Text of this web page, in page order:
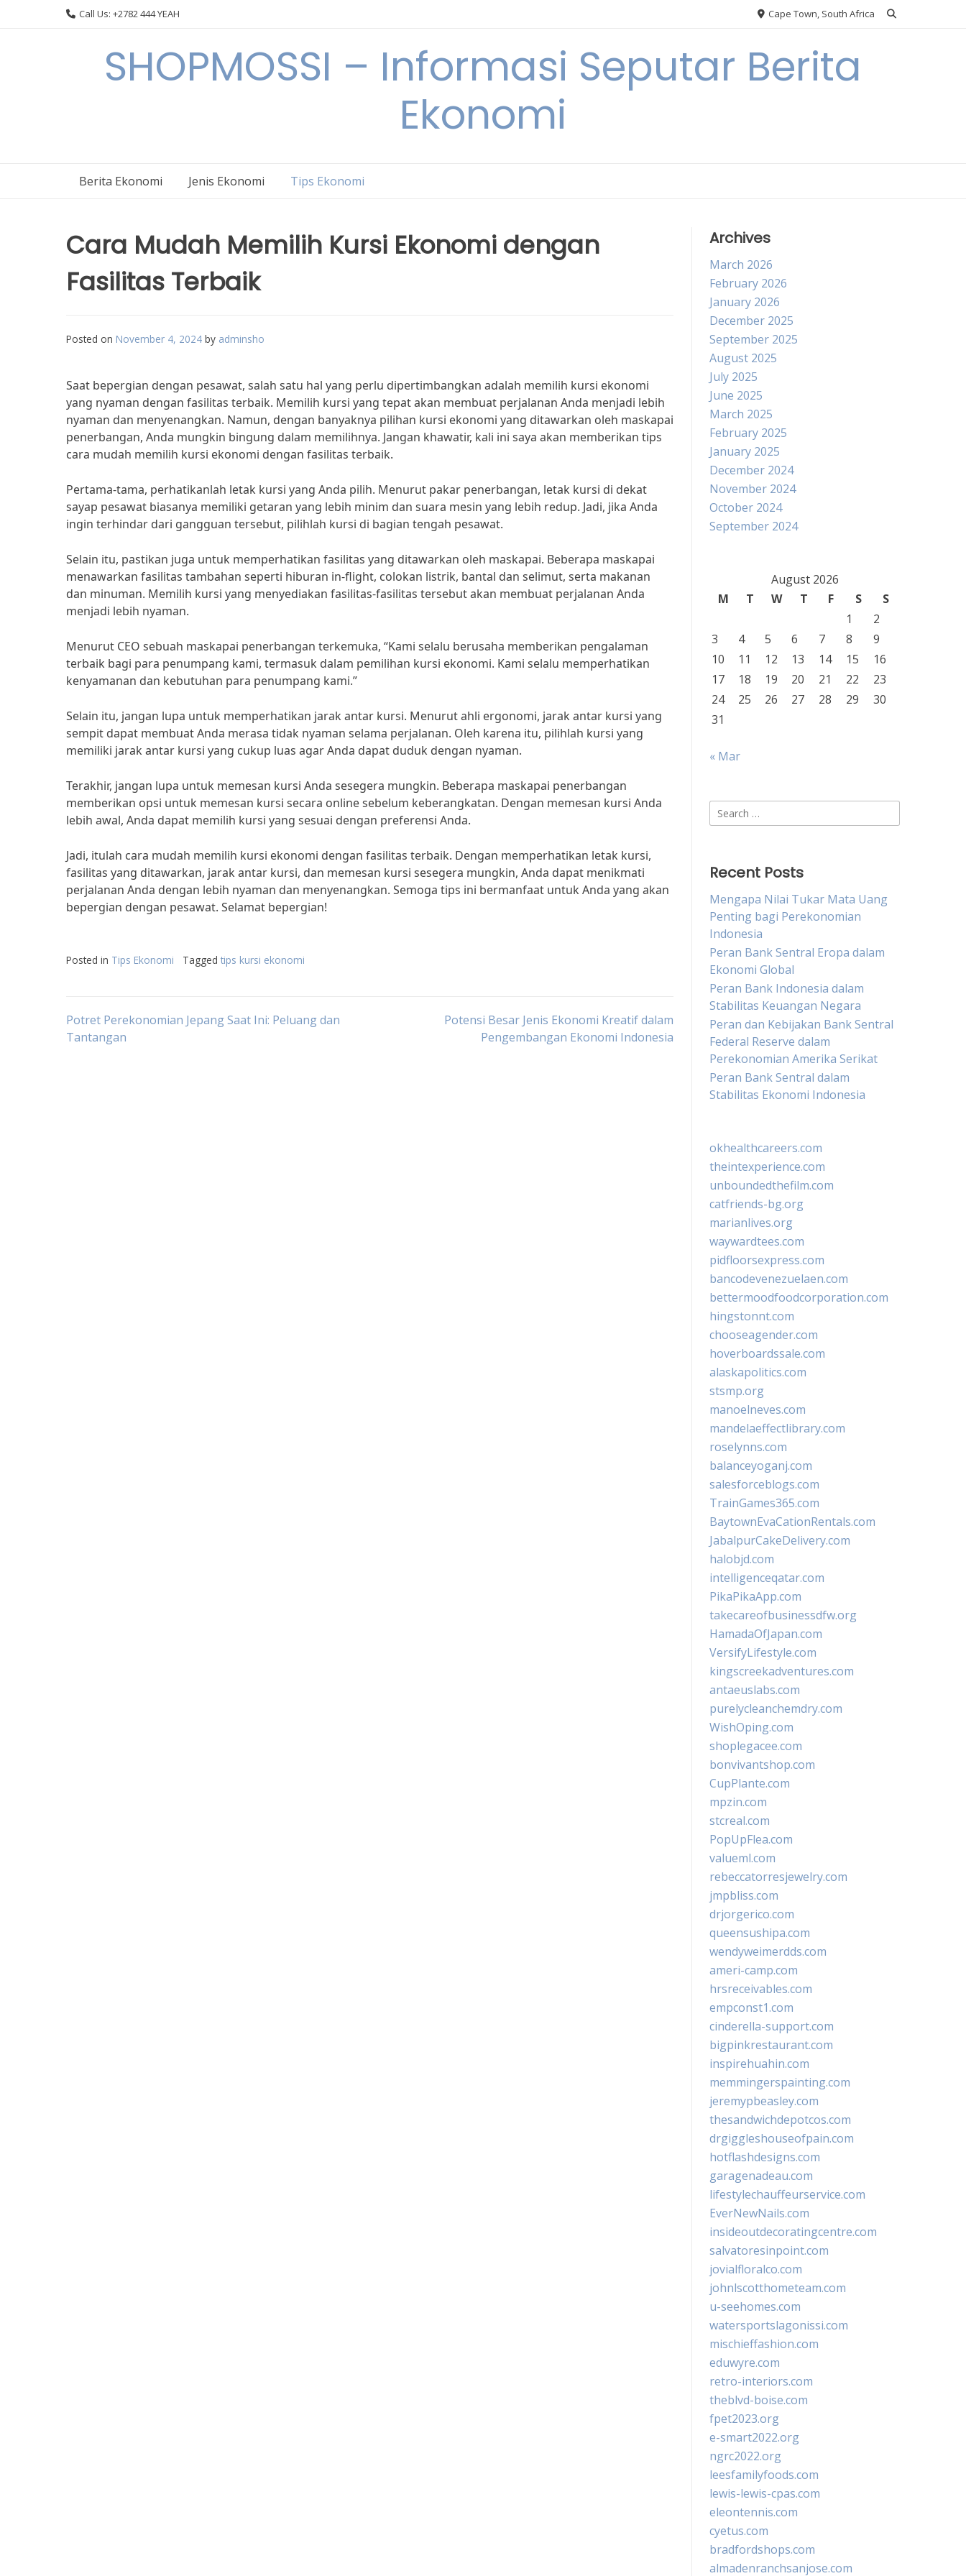
Call Us: +2782 444 YEAH Cape Town, South Africa
SHOPMOSSI – Informasi Seputar Berita
Ekonomi
Berita Ekonomi Jenis Ekonomi Tips Ekonomi
Cara Mudah Memilih Kursi Ekonomi dengan
Fasilitas Terbaik
Posted on November 4, 2024 by adminsho
Saat bepergian dengan pesawat, salah satu hal yang perlu dipertimbangkan adalah memilih kursi ekonomi
yang nyaman dengan fasilitas terbaik. Memilih kursi yang tepat akan membuat perjalanan Anda menjadi lebih
nyaman dan menyenangkan. Namun, dengan banyaknya pilihan kursi ekonomi yang ditawarkan oleh maskapai
penerbangan, Anda mungkin bingung dalam memilihnya. Jangan khawatir, kali ini saya akan memberikan tips
cara mudah memilih kursi ekonomi dengan fasilitas terbaik.
Pertama-tama, perhatikanlah letak kursi yang Anda pilih. Menurut pakar penerbangan, letak kursi di dekat
sayap pesawat biasanya memiliki getaran yang lebih minim dan suara mesin yang lebih redup. Jadi, jika Anda
ingin terhindar dari gangguan tersebut, pilihlah kursi di bagian tengah pesawat.
Selain itu, pastikan juga untuk memperhatikan fasilitas yang ditawarkan oleh maskapai. Beberapa maskapai
menawarkan fasilitas tambahan seperti hiburan in-flight, colokan listrik, bantal dan selimut, serta makanan
dan minuman. Memilih kursi yang menyediakan fasilitas-fasilitas tersebut akan membuat perjalanan Anda
menjadi lebih nyaman.
Menurut CEO sebuah maskapai penerbangan terkemuka, “Kami selalu berusaha memberikan pengalaman
terbaik bagi para penumpang kami, termasuk dalam pemilihan kursi ekonomi. Kami selalu memperhatikan
kenyamanan dan kebutuhan para penumpang kami.”
Selain itu, jangan lupa untuk memperhatikan jarak antar kursi. Menurut ahli ergonomi, jarak antar kursi yang
sempit dapat membuat Anda merasa tidak nyaman selama perjalanan. Oleh karena itu, pilihlah kursi yang
memiliki jarak antar kursi yang cukup luas agar Anda dapat duduk dengan nyaman.
Terakhir, jangan lupa untuk memesan kursi Anda sesegera mungkin. Beberapa maskapai penerbangan
memberikan opsi untuk memesan kursi secara online sebelum keberangkatan. Dengan memesan kursi Anda
lebih awal, Anda dapat memilih kursi yang sesuai dengan preferensi Anda.
Jadi, itulah cara mudah memilih kursi ekonomi dengan fasilitas terbaik. Dengan memperhatikan letak kursi,
fasilitas yang ditawarkan, jarak antar kursi, dan memesan kursi sesegera mungkin, Anda dapat menikmati
perjalanan Anda dengan lebih nyaman dan menyenangkan. Semoga tips ini bermanfaat untuk Anda yang akan
bepergian dengan pesawat. Selamat bepergian!
Posted in Tips Ekonomi Tagged tips kursi ekonomi
Post
Potret Perekonomian Jepang Saat Ini: Peluang dan
Tantangan
Potensi Besar Jenis Ekonomi Kreatif dalam
Pengembangan Ekonomi Indonesia
Archives
March 2026
February 2026
January 2026
December 2025
September 2025
August 2025
July 2025
June 2025
March 2025
February 2025
January 2025
December 2024
November 2024
October 2024
September 2024
August 2026
M
T W T F S
S
1
2
3
4 5 6 7 8
9
10
11 12 13 14 15
16
17
18 19 20 21 22
23
24
25 26 27 28 29
30
31
« Mar
Search
for:
Recent Posts
Mengapa Nilai Tukar Mata Uang
Penting bagi Perekonomian
Indonesia
Peran Bank Sentral Eropa dalam
Ekonomi Global
Peran Bank Indonesia dalam
Stabilitas Keuangan Negara
Peran dan Kebijakan Bank Sentral
Federal Reserve dalam
Perekonomian Amerika Serikat
Peran Bank Sentral dalam
Stabilitas Ekonomi Indonesia
okhealthcareers.com
theintexperience.com
unboundedthefilm.com
catfriends-bg.org
marianlives.org
waywardtees.com
pidfloorsexpress.com
bancodevenezuelaen.com
bettermoodfoodcorporation.com
hingstonnt.com
chooseagender.com
hoverboardssale.com
alaskapolitics.com
stsmp.org
manoelneves.com
mandelaeffectlibrary.com
roselynns.com
balanceyoganj.com
salesforceblogs.com
TrainGames365.com
BaytownEvaCationRentals.com
JabalpurCakeDelivery.com
halobjd.com
intelligenceqatar.com
PikaPikaApp.com
takecareofbusinessdfw.org
HamadaOfJapan.com
VersifyLifestyle.com
kingscreekadventures.com
antaeuslabs.com
purelycleanchemdry.com
WishOping.com
shoplegacee.com
bonvivantshop.com
CupPlante.com
mpzin.com
stcreal.com
PopUpFlea.com
valueml.com
rebeccatorresjewelry.com
jmpbliss.com
drjorgerico.com
queensushipa.com
wendyweimerdds.com
ameri-camp.com
hrsreceivables.com
empconst1.com
cinderella-support.com
bigpinkrestaurant.com
inspirehuahin.com
memmingerspainting.com
jeremypbeasley.com
thesandwichdepotcos.com
drgiggleshouseofpain.com
hotflashdesigns.com
garagenadeau.com
lifestylechauffeurservice.com
EverNewNails.com
insideoutdecoratingcentre.com
salvatoresinpoint.com
jovialfloralco.com
johnlscotthometeam.com
u-seehomes.com
watersportslagonissi.com
mischieffashion.com
eduwyre.com
retro-interiors.com
theblvd-boise.com
fpet2023.org
e-smart2022.org
ngrc2022.org
leesfamilyfoods.com
lewis-lewis-cpas.com
eleontennis.com
cyetus.com
bradfordshops.com
almadenranchsanjose.com